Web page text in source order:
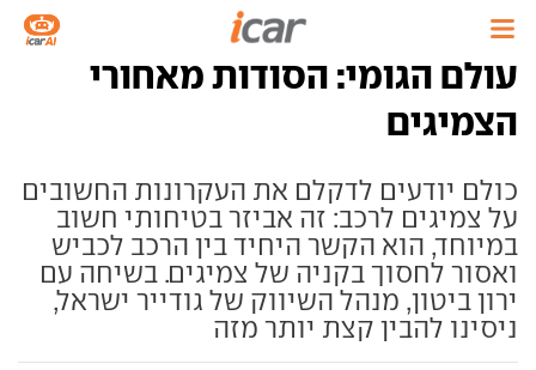
עולם הגומי: הסודות מאחורי
הצמיגים
כולם יודעים לדקלם את העקרונות החשובים
על צמיגים לרכב: זה אביזר בטיחותי חשוב
במיוחד, הוא הקשר היחיד בין הרכב לכביש
ואסור לחסוך בקניה של צמיגים. בשיחה עם
ירון ביטון, מנהל השיווק של גודייר ישראל,
ניסינו להבין קצת יותר מזה